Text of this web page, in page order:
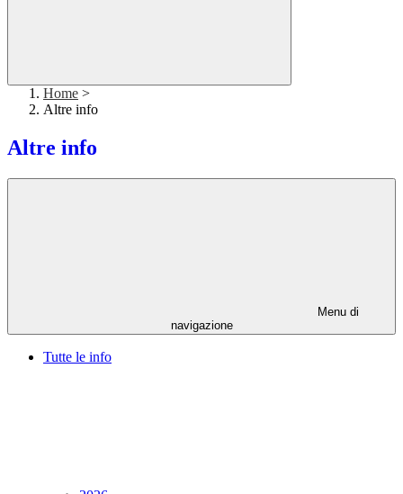
Home >
Altre info
Altre info
Menu di
navigazione
Tutte le info